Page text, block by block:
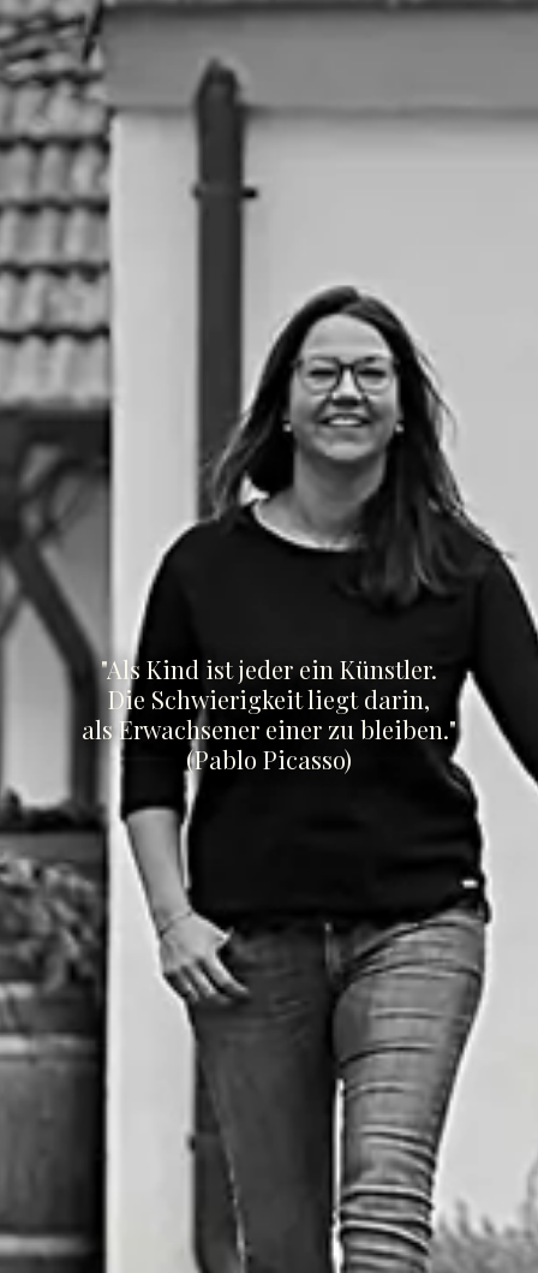
"Als Kind ist jeder ein Künstler.
Die Schwierigkeit liegt darin,
als Erwachsener einer zu bleiben."
(Pablo Picasso)